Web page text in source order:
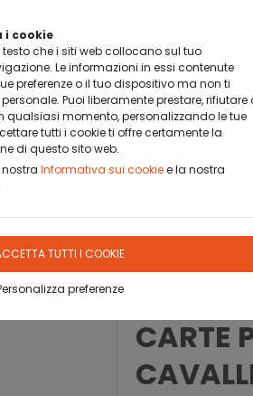
i cookie
che i siti web collocano sul tuo
Le informazioni in essi contenute
preferenze o il tuo dispositivo ma non ti
Puoi liberamente prestare, rifiutare
qualsiasi momento, personalizzando le tue
tutti i cookie ti offre certamente la
di questo sito web.
nostra Informativa sui cookiee la nostra
TUTTI I COOKIE
preferenze
CON BANCA SELLA PAY BY LINK
CONTATTO
CARTE